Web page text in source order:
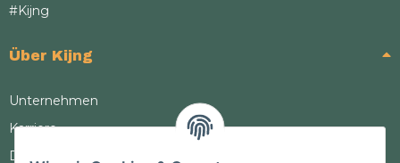
#Kijng
Über Kijng
Unternehmen
Karriere
Datenschutz